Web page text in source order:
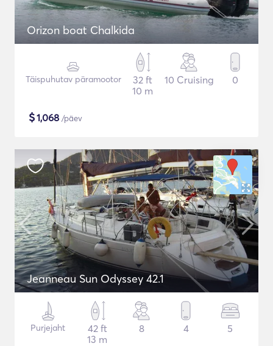
Orizon boat Chalkida
Täispuhutav päramootor
32 ft
10 m
10 Cruising 0
$1,068 /päev
Jeanneau Sun Odyssey 42.1
Purjejaht
42 ft
13 m
8 4 5